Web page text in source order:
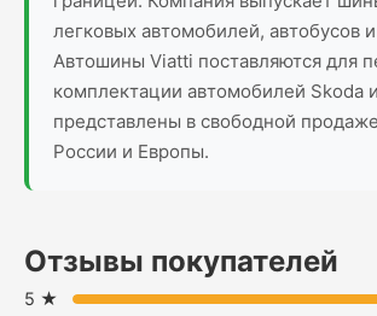
легковых автомобилей, автобусов и
Автошины Viatti поставляются для
комплектации автомобилей Skoda и
представлены в свободной
России и Европы.
Отзывы покупателей
5 ★